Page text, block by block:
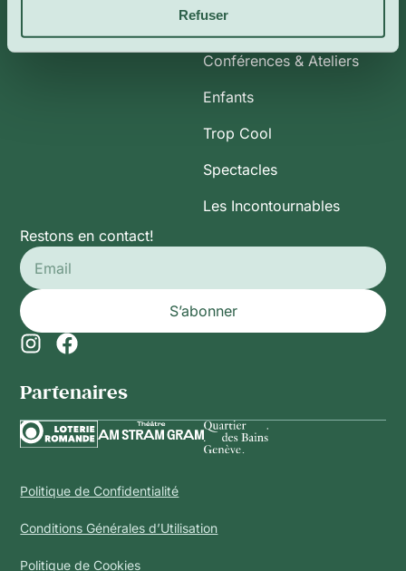
Refuser
Cinéma Indépendant
Conférences & Ateliers
Enfants
Trop Cool
Spectacles
Les Incontournables
Restons en contact!
S’abonner
Partenaires​
Politique de Confidentialité
Conditions Générales d’Utilisation
Politique de Cookies